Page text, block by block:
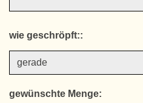
wie geschröpft::
gewünschte Menge: